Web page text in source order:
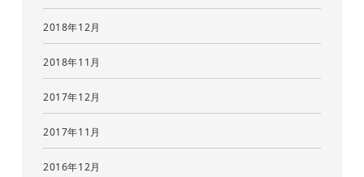
2018年12月
2018年11月
2017年12月
2017年11月
2016年12月